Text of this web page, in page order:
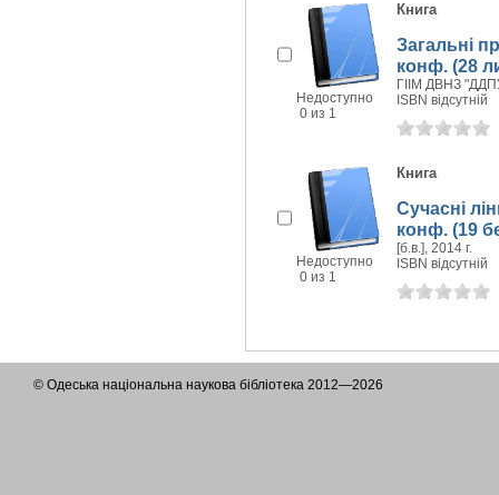
Недоступно
0 из 1
Книга
Загальні
конф. (28
ГІІМ ДВНЗ
ISBN відсутній
Недоступно
0 из 1
Книга
Сучасні
конф. (19
[б.в.], 2014 г.
ISBN відсутній
© Одеська національна наукова бібліотека 2012—2026